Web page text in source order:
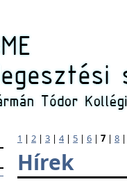
1 | 2 | 3 | 4| 5 | 6 | 7 | 8
Hírek